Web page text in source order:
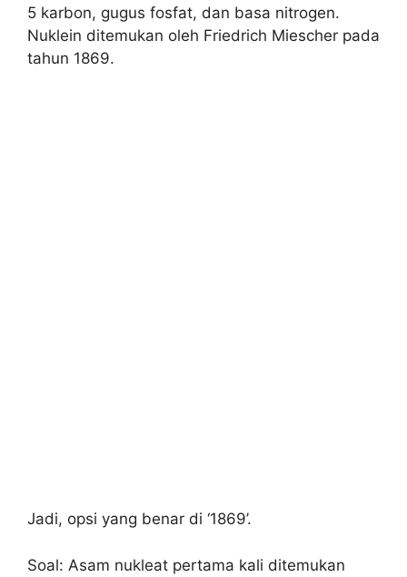
5 karbon, gugus fosfat, dan basa nitrogen.
Nuklein ditemukan oleh Friedrich Miescher pada
tahun 1869.
Jadi, opsi yang benar di ‘1869’.
Soal: Asam nukleat pertama kali ditemukan